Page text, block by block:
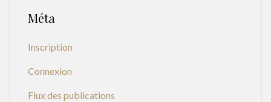
Méta
Inscription
Connexion
Flux des publications